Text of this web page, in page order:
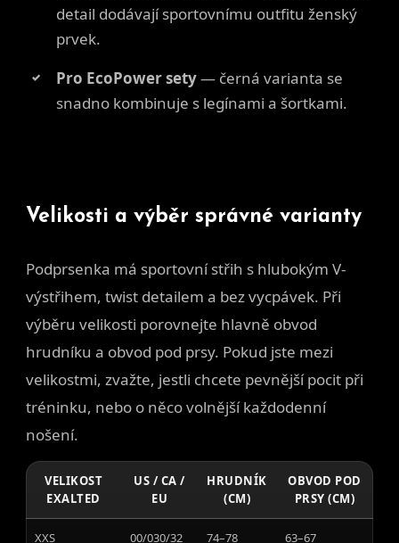
detail dodávají sportovnímu outfitu ženský
prvek.
Pro EcoPower sety— černá varianta se
snadno kombinuje s legínami a šortkami.
Velikosti a výběr správné varianty
Podprsenka má sportovní střih s hlubokým V-
výstřihem, twist detailem a bez vycpávek. Při
výběru velikosti porovnejte hlavně obvod
hrudníku a obvod pod prsy. Pokud jste mezi
velikostmi, zvažte, jestli chcete pevnější pocit při
tréninku, nebo o něco volnější každodenní
nošení.
VELIKOST
EXALTED
US / CA /
EU
HRUDNÍK
(CM)
OBVOD POD
PRSY (CM)
XXS 00/030/32 74–78 63–67